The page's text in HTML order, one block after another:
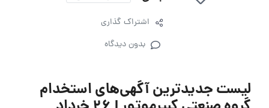
اشتراک گذاری
بدون دیدگاه
لیست جدیدترین آگهی‌های استخدام